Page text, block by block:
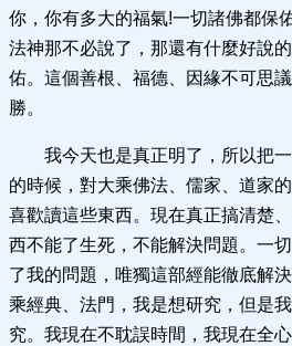
你，你有多大的福氣!一切諸佛都保
法神那不必說了，那還有什麼好說
佑。這個善根、福德、因緣不可思
勝。
我今天也是真正明了，所以把
的時候，對大乘佛法、儒家、道家
喜歡讀這些東西。現在真正搞清楚
西不能了生死，不能解決問題。一
了我的問題，唯獨這部經能徹底解
乘經典、法門，我是想研究，但是
究。我現在不耽誤時間，我現在全